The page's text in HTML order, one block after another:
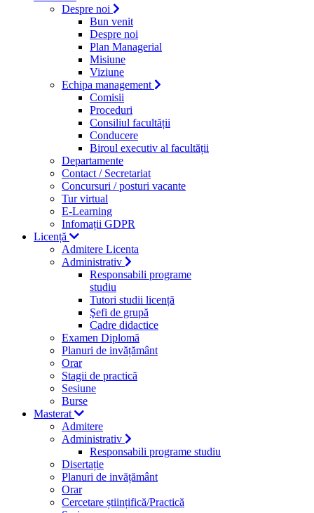
Despre noi
Bun venit
Despre noi
Plan Managerial
Misiune
Viziune
Echipa management
Comisii
Proceduri
Consiliul facultății
Conducere
Biroul executiv al facultății
Departamente
Contact / Secretariat
Concursuri / posturi vacante
Tur virtual
E-Learning
Infomații GDPR
Licență
Admitere Licenta
Administrativ
Responsabili programe
studiu
Tutori studii licență
Şefi de grupă
Cadre didactice
Examen Diplomă
Planuri de invățământ
Orar
Stagii de practică
Sesiune
Burse
Masterat
Admitere
Administrativ
Responsabili programe studiu
Disertație
Planuri de invățământ
Orar
Cercetare științifică/Practică